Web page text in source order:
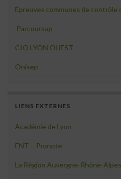
Épreuves communes de contrôle
Parcoursup
CIO LYON OUEST
Onisep
LIENS EXTERNES
Académie de Lyon
ENT – Pronote
La Région Auvergne-Rhône-Alpes